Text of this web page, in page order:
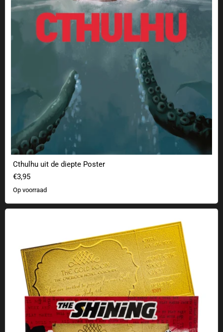
Cthulhu uit de diepte Poster
€3,95
Op voorraad